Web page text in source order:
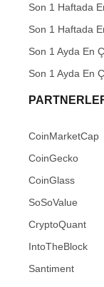
Son 1 Haftada
Son 1 Haftada
Son 1 Ayda En
Son 1 Ayda En
CoinMarketCap
CoinGecko
CoinGlass
SoSoValue
CryptoQuant
IntoTheBlock
Santiment